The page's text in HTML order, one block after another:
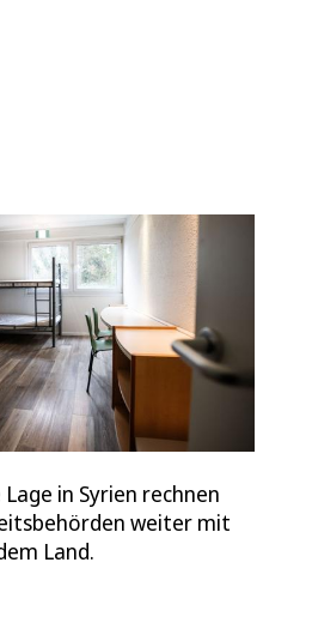
in Syrien rechnen
weiter mit
Land.